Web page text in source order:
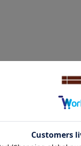
ロ 購入者 女性
じる場合があります。予
お使いになりたい場合は
ます